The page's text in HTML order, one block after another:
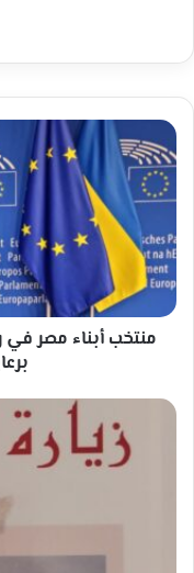
منتخب
أبناء
مصر
في
يشارك
في
"
موندياليدو
2025"
غملوش
قرع